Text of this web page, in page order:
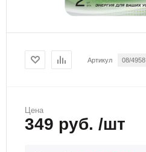
Артикул 08/4958
Цена
349 руб. /шт